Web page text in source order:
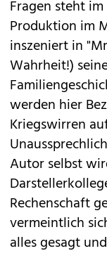
Fragen steht
Produktion im
inszeniert in
Wahrheit!)
werden hier
Kriegswirren
Autor selbst
Rechenschaft
vermeintlich
alles gesagt